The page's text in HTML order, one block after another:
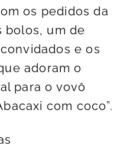
os pedidos da
bolos, um de
e os
adoram o
para o vovô
com coco”.